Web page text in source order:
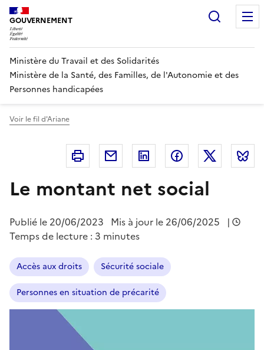
Panneau de gestion des cookies
GOUVERNEMENT
Ministère du Travail et des Solidarités
Ministère de la Santé, des Familles, de l'Autonomie et des
Personnes handicapées
Voir le fil d'Ariane
Imprimer Courriel Linkedin FacebookTwitter
Le montant net social
Publié le 20/06/2023 Mis à jour le 26/06/2025
|
Temps de lecture : 3 minutes
Accès aux droits Sécurité sociale
Personnes en situation de précarité